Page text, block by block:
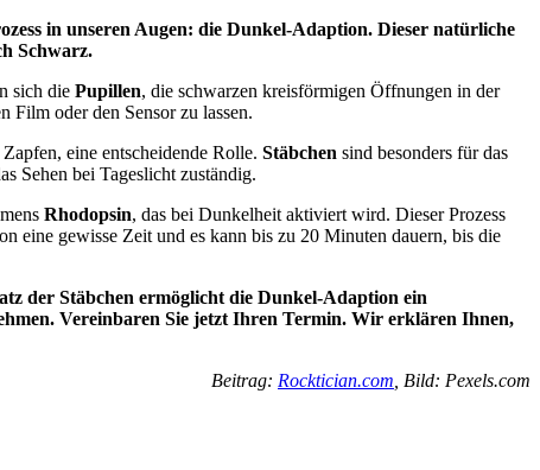
in unseren Augen: die Dunkel-Adaption. Dieser natürliche
Schwarz.
sich die Pupillen, die schwarzen kreisförmigen Öffnungen in der
Film oder den Sensor zu lassen.
eine entscheidende Rolle. Stäbchen sind besonders für das
Sehen bei Tageslicht zuständig.
Rhodopsin, das bei Dunkelheit aktiviert wird. Dieser Prozess
eine gewisse Zeit und es kann bis zu 20 Minuten dauern, bis die
der Stäbchen ermöglicht die Dunkel-Adaption ein
Vereinbaren Sie jetzt Ihren Termin. Wir erklären Ihnen,
Beitrag: Rocktician.com , Bild: Pexels.com